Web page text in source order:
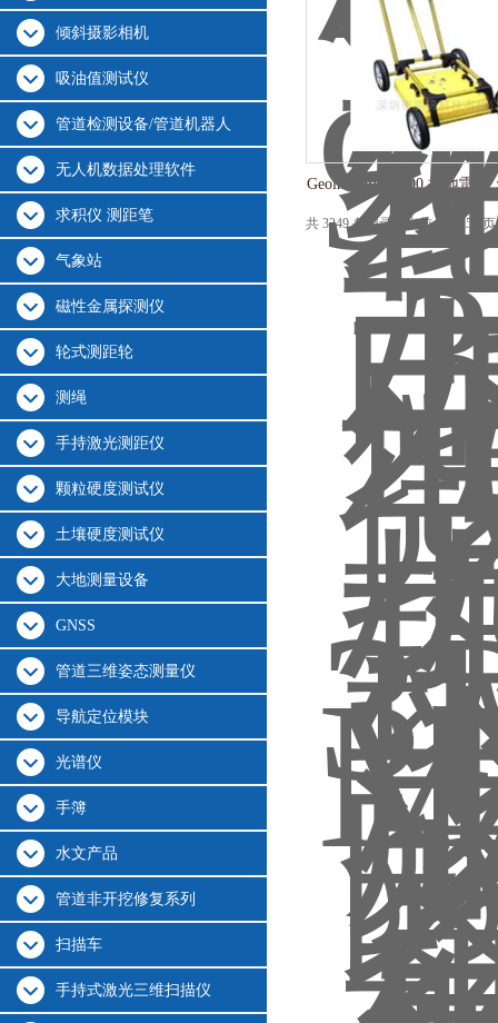
倾斜摄影相机
吸油值测试仪
管道检测设备/管道机器人
无人机数据处理软件
求积仪 测距笔
气象站
磁性金属探测仪
轮式测距轮
测绳
手持激光测距仪
颗粒硬度测试仪
土壤硬度测试仪
大地测量设备
GNSS
管道三维姿态测量仪
导航定位模块
光谱仪
手簿
水文产品
管道非开挖修复系列
扫描车
手持式激光三维扫描仪
GeoinstruPJC8000 探地雷
下探测
共 3249 条记录，当前 81 / 155